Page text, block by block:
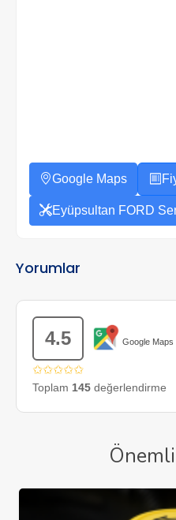
Google Maps
Eyüpsultan FORD
Yorumlar
4.5 Google Maps
✩✩✩✩✩
Toplam 145 değerlendirme